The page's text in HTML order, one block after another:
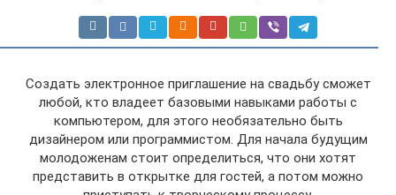
Создать электронное приглашение на свадьбу сможет
любой, кто владеет базовыми навыками работы с
компьютером, для этого необязательно быть
дизайнером или программистом. Для начала будущим
молодоженам стоит определиться, что они хотят
представить в открытке для гостей, а потом можно